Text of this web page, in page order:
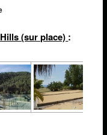
(sur place) :